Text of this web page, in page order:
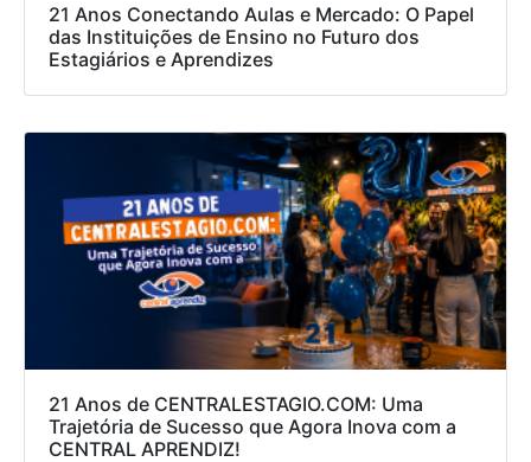
21 Anos Conectando Aulas e Mercado: O Papel
das Instituições de Ensino no Futuro dos
Estagiários e Aprendizes
21 Anos de CENTRALESTAGIO.COM: Uma
Trajetória de Sucesso que Agora Inova com a
CENTRAL APRENDIZ!